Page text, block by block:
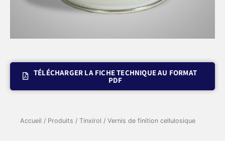
TÉLÉCHARGER LA FICHE TECHNIQUE AU FORMAT
PDF
Accueil / Produits / Tinxirol / Vernis de finition cellulosique